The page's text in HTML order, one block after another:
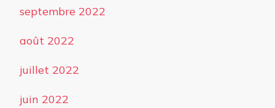
septembre 2022
août 2022
juillet 2022
juin 2022